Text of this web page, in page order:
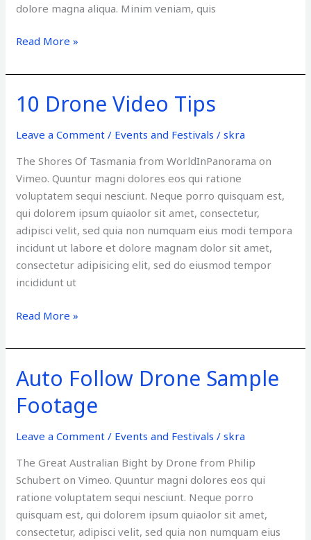
dolore magna aliqua. Minim veniam, quis
Read More »
10 Drone Video Tips
Leave a Comment / Events and Festivals /skra
The Shores Of Tasmania from WorldInPanorama on
Vimeo. Quuntur magni dolores eos qui ratione
voluptatem sequi nesciunt. Neque porro quisquam est,
qui dolorem ipsum quiaolor sit amet, consectetur,
adipisci velit, sed quia non numquam eius modi tempora
incidunt ut labore et dolore magnam dolor sit amet,
consectetur adipisicing elit, sed do eiusmod tempor
incididunt ut
10
Drone
Video
Read More »
Auto Follow Drone Sample
Footage
Leave a Comment / Events and Festivals /skra
The Great Australian Bight by Drone from Philip
Schubert on Vimeo. Quuntur magni dolores eos qui
ratione voluptatem sequi nesciunt. Neque porro
quisquam est, qui dolorem ipsum quiaolor sit amet,
consectetur, adipisci velit, sed quia non numquam eius
Auto
Follow
Drone
Footage